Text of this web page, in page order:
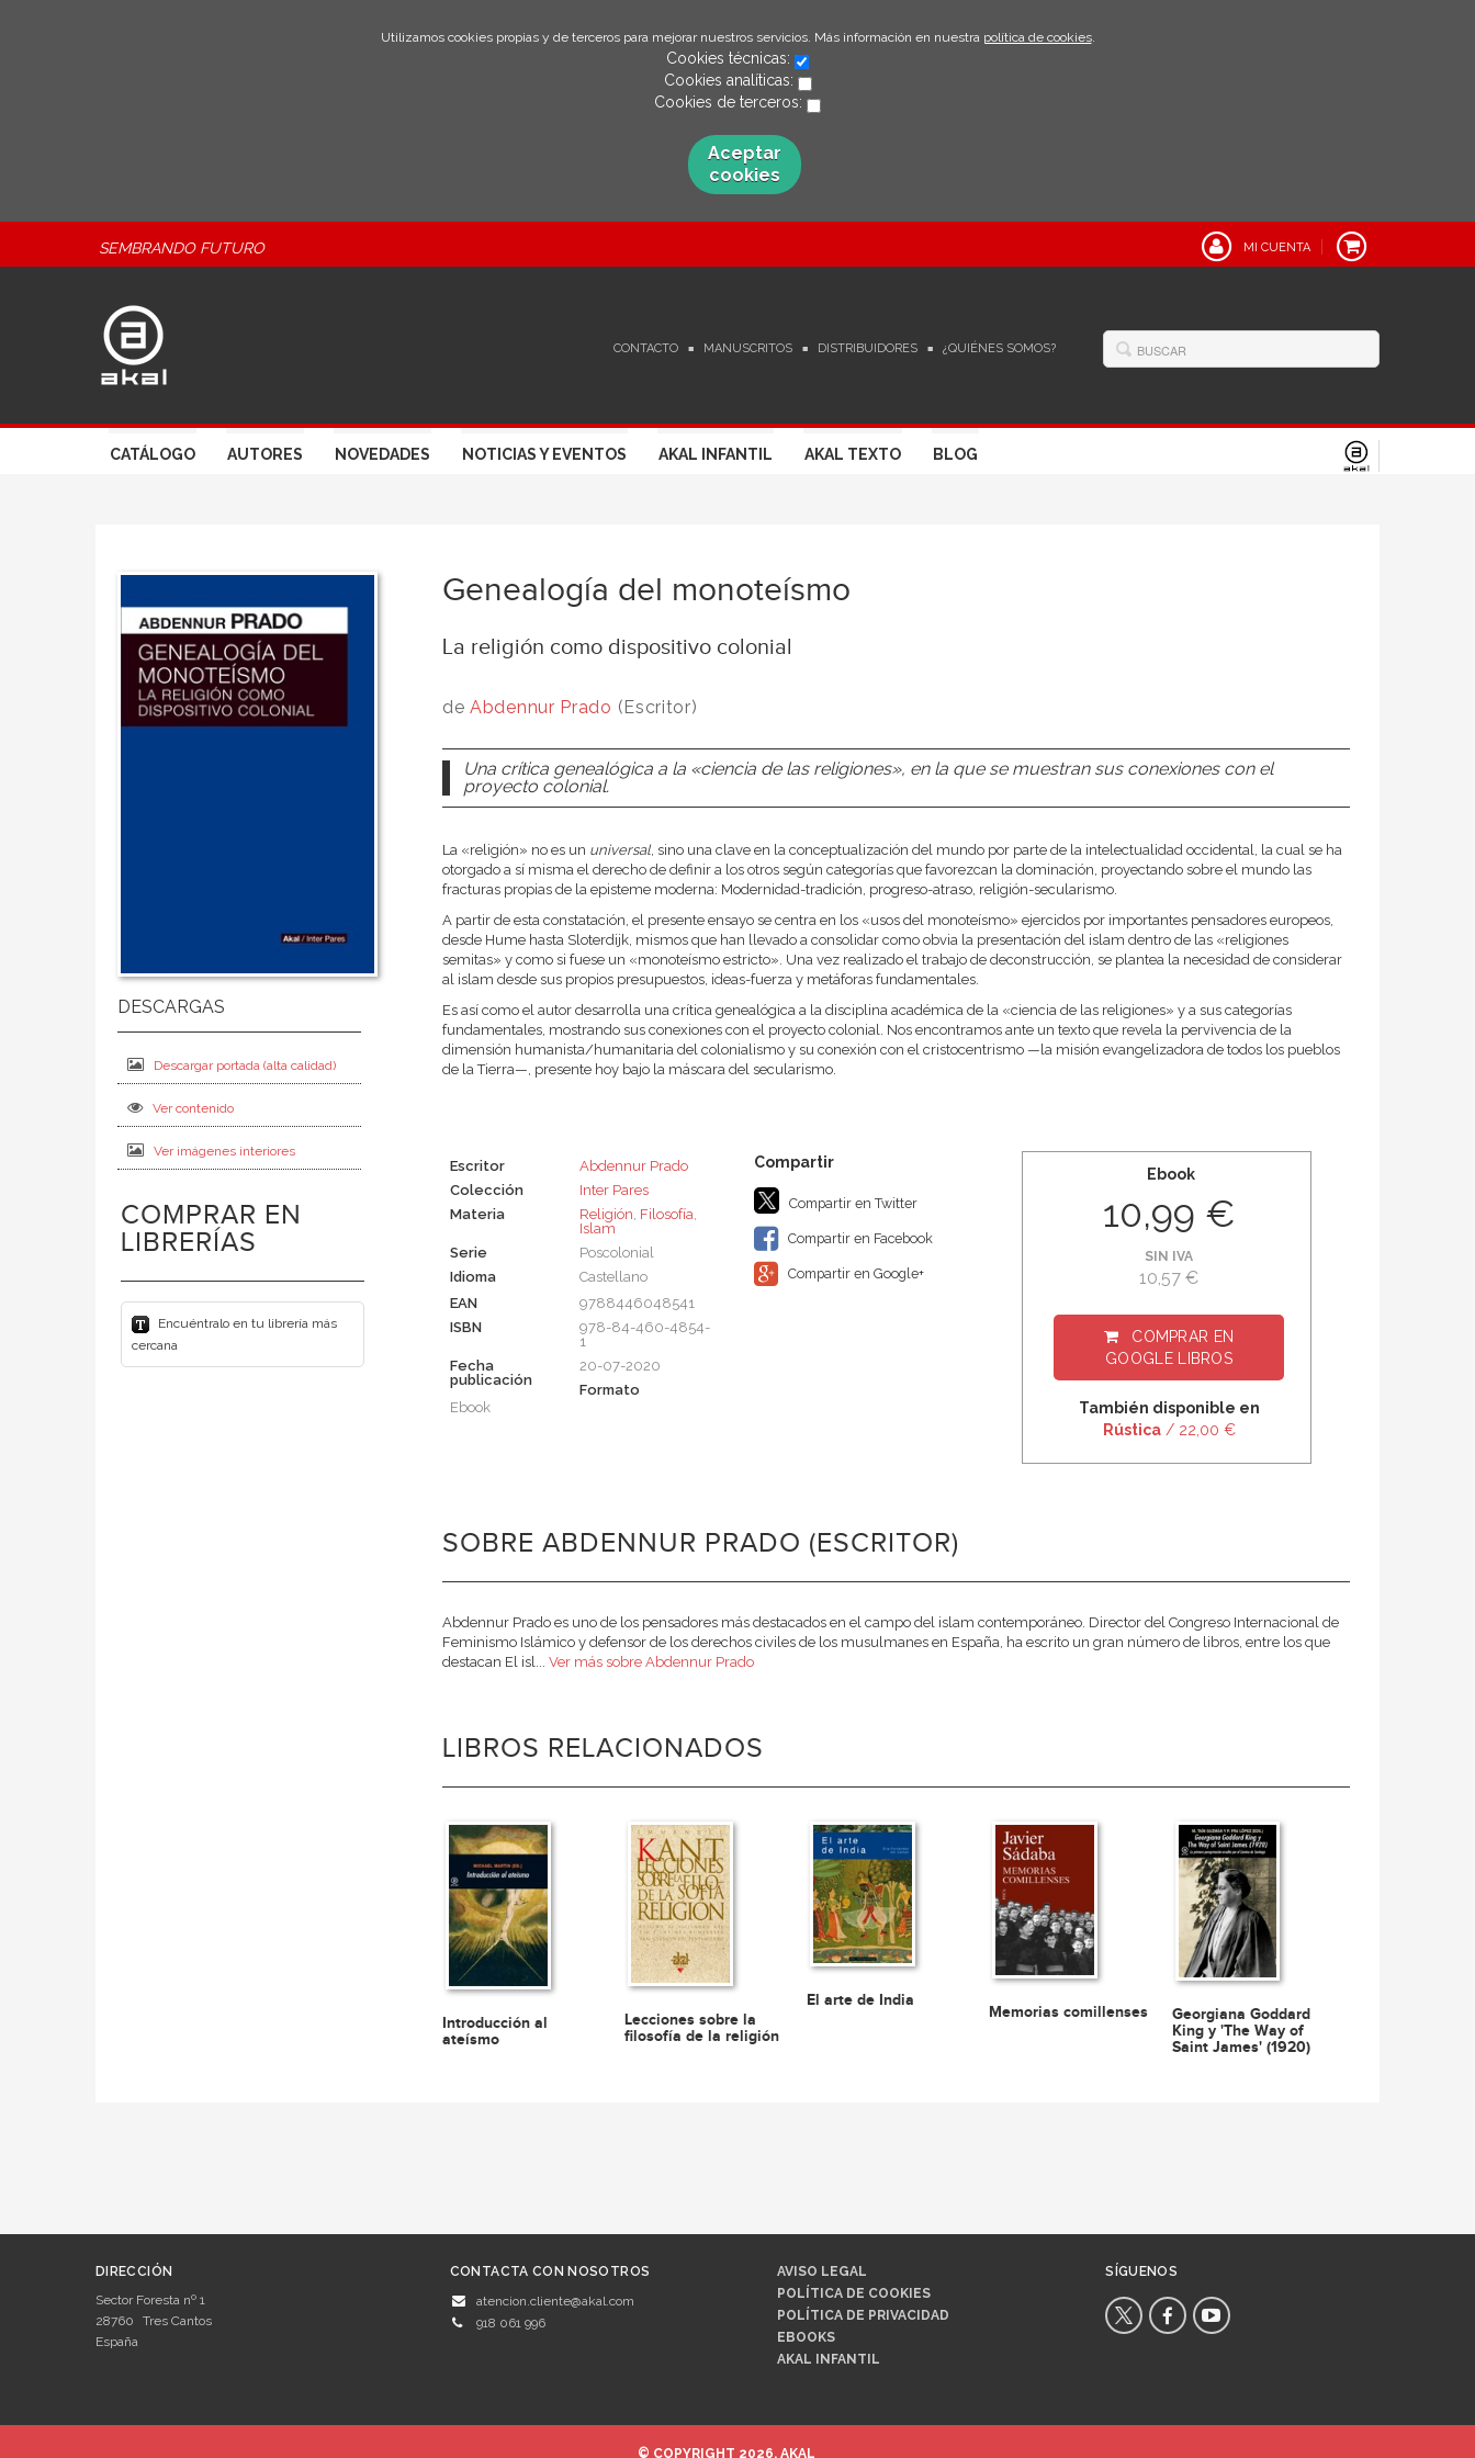
Utilizamos cookies propias y de terceros para mejorar nuestros servicios. Más información en nuestra política de cookies.
Cookies técnicas:
Cookies analíticas:
Cookies de terceros:
Aceptar
cookies
SEMBRANDO FUTURO MI CUENTA
CONTACTO MANUSCRITOS DISTRIBUIDORES ¿QUIÉNES SOMOS?
CATÁLOGO AUTORES NOVEDADES NOTICIAS Y EVENTOS AKAL INFANTIL AKAL TEXTO BLOG
Descargar portada (alta calidad)
Ver contenido
Ver imágenes interiores
COMPRAR EN
LIBRERÍAS
Encuéntralo en tu librería más
cercana
Genealogía del monoteísmo
La religión como dispositivo colonial
deAbdennur Prado (Escritor)
Una crítica genealógica a la «ciencia de las religiones», en la que se muestran sus conexiones con el
proyecto colonial.
La «religión» no es un universal, sino una clave en la conceptualización del mundo por parte de la intelectualidad occidental, la cual se ha
otorgado a sí misma el derecho de definir a los otros según categorías que favorezcan la dominación, proyectando sobre el mundo las
fracturas propias de la episteme moderna: Modernidad-tradición, progreso-atraso, religión-secularismo.
A partir de esta constatación, el presente ensayo se centra en los «usos del monoteísmo» ejercidos por importantes pensadores europeos,
desde Hume hasta Sloterdijk, mismos que han llevado a consolidar como obvia la presentación del islam dentro de las «religiones
semitas» y como si fuese un «monoteísmo estricto». Una vez realizado el trabajo de deconstrucción, se plantea la necesidad de considerar
al islam desde sus propios presupuestos, ideas-fuerza y metáforas fundamentales.
Es así como el autor desarrolla una crítica genealógica a la disciplina académica de la «ciencia de las religiones» y a sus categorías
fundamentales, mostrando sus conexiones con el proyecto colonial. Nos encontramos ante un texto que revela la pervivencia de la
dimensión humanista/humanitaria del colonialismo y su conexión con el cristocentrismo —la misión evangelizadora de todos los pueblos
de la Tierra—, presente hoy bajo la máscara del secularismo.
Escritor
Abdennur Prado
Colección
Inter Pares
Materia
Religión, Filosofía,
Islam
Serie
Poscolonial
Idioma
Castellano
EAN
9788446048541
ISBN
978-84-460-4854-
1
Fecha
publicación
20-07-2020
Formato
Ebook
Compartir en Twitter
Compartir en Facebook
Compartir en Google+
Ebook
10,99 €
SIN IVA
10,57 €
COMPRAR EN
GOOGLE LIBROS
También disponible en
Rústica/ 22,00 €
SOBRE ABDENNUR PRADO (ESCRITOR)
Abdennur Prado es uno de los pensadores más destacados en el campo del islam contemporáneo. Director del Congreso Internacional de
Feminismo Islámico y defensor de los derechos civiles de los musulmanes en España, ha escrito un gran número de libros, entre los que
destacan El isl... Ver más sobre Abdennur Prado
LIBROS RELACIONADOS
Introducción al
ateísmo
Lecciones sobre la
filosofía de la religión
El arte de India
Memorias comillenses
Georgiana Goddard
King y 'The Way of
Saint James' (1920)
DIRECCIÓN
Sector Foresta nº 1
28760
Tres Cantos
España
CONTACTA CON NOSOTROS
atencion.cliente@akal.com
918 061 996
AVISO LEGAL
POLÍTICA DE COOKIES
POLÍTICA DE PRIVACIDAD
EBOOKS
AKAL INFANTIL
SÍGUENOS
© COPYRIGHT 2026, AKAL